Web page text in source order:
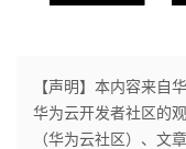
【声明】本内容来自
华为云开发者社区的
（华为云社区）、文